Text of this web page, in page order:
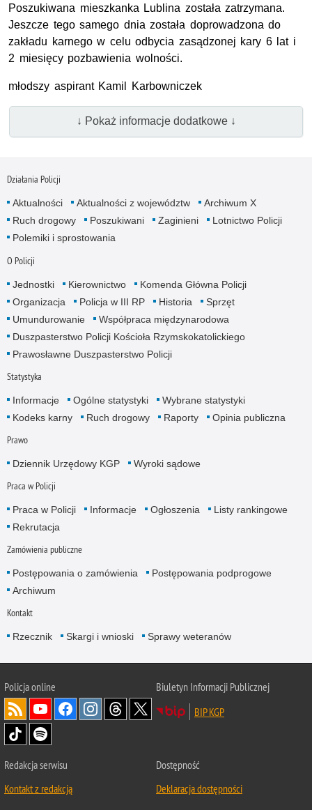
Poszukiwana mieszkanka Lublina została zatrzymana.
Jeszcze tego samego dnia została doprowadzona do
zakładu karnego w celu odbycia zasądzonej kary 6 lat i
2 miesięcy pozbawienia wolności.
młodszy aspirant Kamil Karbowniczek
↓ Pokaż informacje dodatkowe ↓
Działania Policji
Aktualności Aktualności z województw
Archiwum X
Ruch drogowy
Poszukiwani Zaginieni
Lotnictwo Policji
Polemiki i sprostowania
O Policji
Jednostki Kierownictwo
Komenda Główna Policji
Organizacja
Policja w III RP Historia
Sprzęt
Umundurowanie
Współpraca międzynarodowa
Duszpasterstwo Policji Kościoła Rzymskokatolickiego
Prawosławne Duszpasterstwo Policji
Statystyka
Informacje Ogólne statystyki
Wybrane statystyki
Kodeks karny
Ruch drogowy Raporty Opinia publiczna
Prawo
Dziennik Urzędowy KGP Wyroki sądowe
Praca w Policji
Praca w Policji Informacje Ogłoszenia
Listy rankingowe
Rekrutacja
Zamówienia publiczne
Postępowania o zamówienia
Postępowania podprogowe
Archiwum
Kontakt
Rzecznik Skargi i wnioski Sprawy weteranów
Policjaonline
Biuletyn Informacji Publicznej
BIP KGP
Redakcja serwisu
Kontakt z redakcją
Dostępność
Deklaracja dostępności